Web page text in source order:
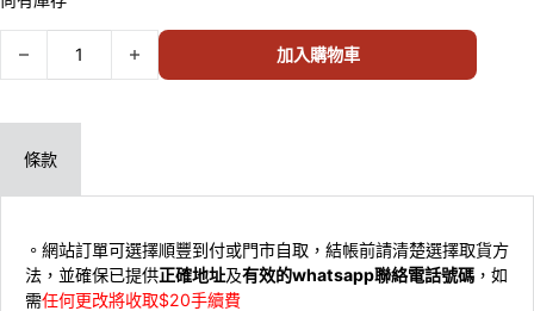
GSI GMS-108 GUNDAM MARKER 自護色 6支裝 505634 數量
加入購物車
條款
。網站訂單可選擇順豐到付或門市自取，結帳前請清楚選擇取貨方
法，並確保已提供正確地址及有效的whatsapp聯絡電話號碼 ，如
需任何更改將收取$20手續費